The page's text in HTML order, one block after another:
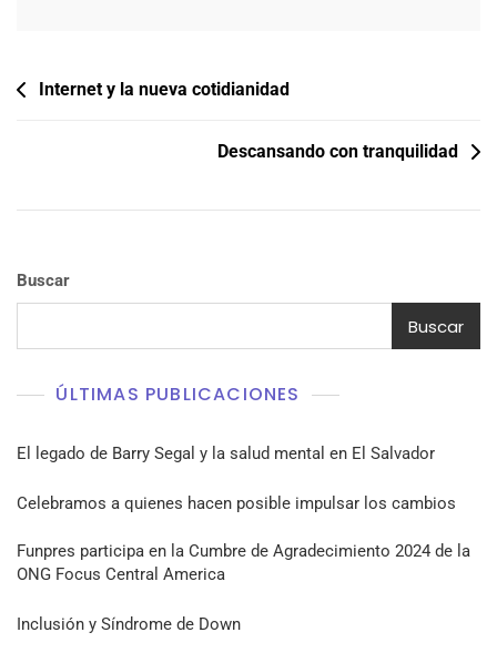
Navegación
Internet y la nueva cotidianidad
Descansando con tranquilidad
Buscar
Buscar
ÚLTIMAS PUBLICACIONES
El legado de Barry Segal y la salud mental en El Salvador
Celebramos a quienes hacen posible impulsar los cambios
Funpres participa en la Cumbre de Agradecimiento 2024 de la
ONG Focus Central America
Inclusión y Síndrome de Down